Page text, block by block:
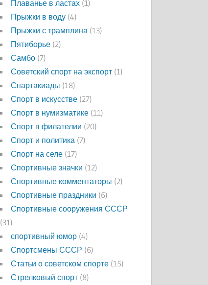
Плаванье в ластах (1)
Прыжки в воду (4)
Прыжки с трамплина (13)
Пятиборье (2)
Самбо (7)
Советский спорт на экспорт (1)
Спартакиады (18)
Спорт в искусстве (27)
Спорт в нумизматике (11)
Спорт в филателии (20)
Спорт и политика (7)
Спорт на селе (17)
Спортивные значки (12)
Спортивные комментаторы (2)
Спортивные праздники (6)
Спортивные сооружения СССР
(31)
спортивный юмор (4)
Спортсмены СССР (6)
Статьи о советском спорте (15)
Стрелковый спорт (8)